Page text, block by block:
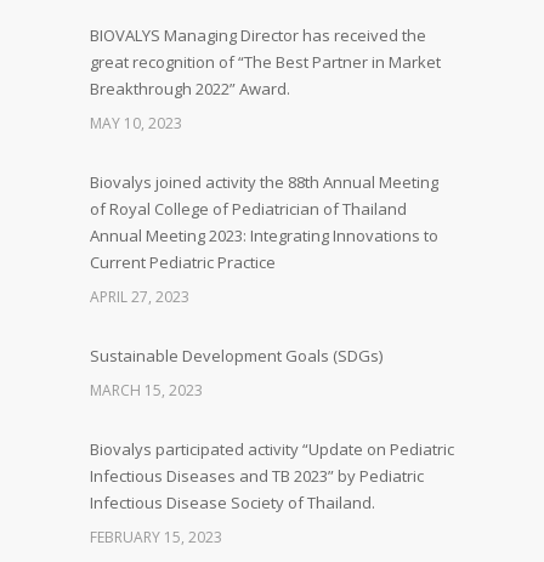
BIOVALYS Managing Director has received the
great recognition of “The Best Partner in Market
Breakthrough 2022” Award.
MAY 10, 2023
Biovalys joined activity the 88th Annual Meeting
of Royal College of Pediatrician of Thailand
Annual Meeting 2023: Integrating Innovations to
Current Pediatric Practice
APRIL 27, 2023
Sustainable Development Goals (SDGs)
MARCH 15, 2023
Biovalys participated activity “Update on Pediatric
Infectious Diseases and TB 2023” by Pediatric
Infectious Disease Society of Thailand.
FEBRUARY 15, 2023